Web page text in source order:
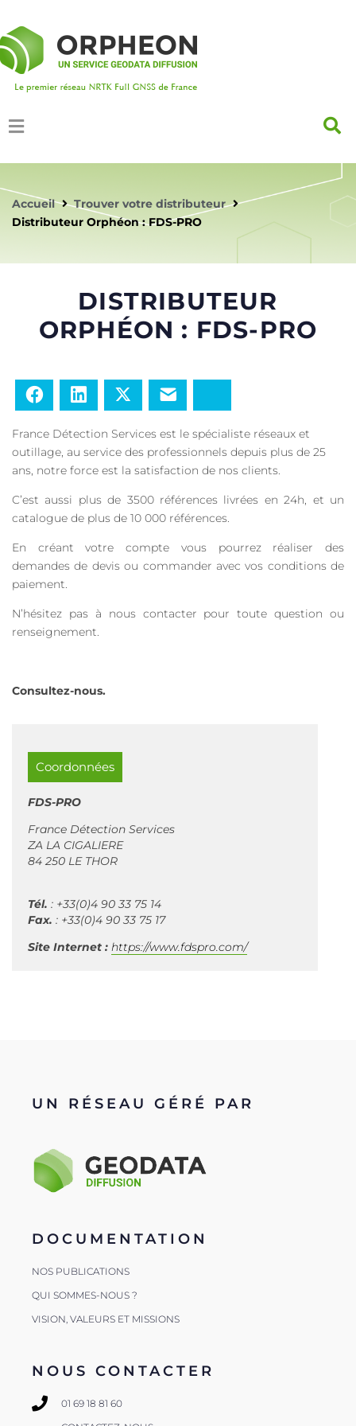
Accueil
Trouver votre distributeur
Distributeur Orphéon : FDS-PRO
DISTRIBUTEUR
ORPHÉON : FDS-PRO
FacebookLinkedIn Twitter
France Détection Services est le spécialiste réseaux et
outillage, au service des professionnels depuis plus de 25
ans, notre force est la satisfaction de nos clients.
C’est aussi plus de 3500 références livrées en 24h, et un
catalogue de plus de 10 000 références.
En créant votre compte vous pourrez réaliser des
demandes de devis ou commander avec vos conditions de
paiement.
N’hésitez pas à nous contacter pour toute question ou
renseignement.
Consultez-nous.
Coordonnées
FDS-PRO
France Détection Services
ZA LA CIGALIERE
84 250 LE THOR
Tél. : +33(0)4 90 33 75 14
Fax. : +33(0)4 90 33 75 17
Site Internet : https://www.fdspro.com/
UN RÉSEAU GÉRÉ PAR
DOCUMENTATION
NOS PUBLICATIONS
QUI SOMMES-NOUS ?
VISION, VALEURS ET MISSIONS
NOUS CONTACTER
01 69 18 81 60